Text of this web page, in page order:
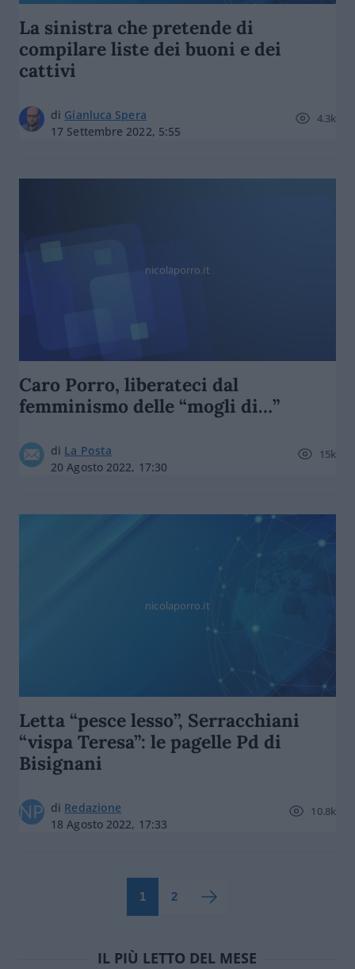
La sinistra che pretende di
compilare liste dei buoni e dei
cattivi
di Gianluca Spera
17 Settembre 2022, 5:55
4.3k
nicolaporro.it
Caro Porro, liberateci dal
femminismo delle “mogli di…”
di La Posta
20 Agosto 2022, 17:30
15k
nicolaporro.it
Letta “pesce lesso”, Serracchiani
“vispa Teresa”: le pagelle Pd di
Bisignani
di Redazione
18 Agosto 2022, 17:33
10.8k
1 2
IL PIÙ LETTO DEL MESE